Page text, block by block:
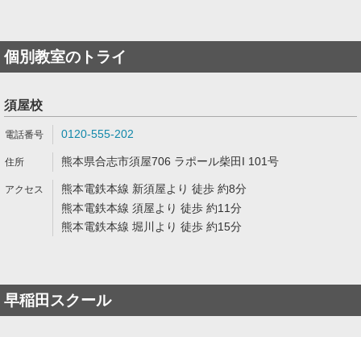
個別教室のトライ
須屋校
0120-555-202
熊本県合志市須屋706 ラポール柴田I 101号
熊本電鉄本線 新須屋より 徒歩 約8分
熊本電鉄本線 須屋より 徒歩 約11分
熊本電鉄本線 堀川より 徒歩 約15分
早稲田スクール